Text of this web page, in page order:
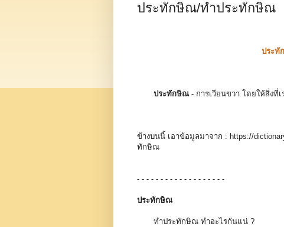
ประทักษิณ/ทำประทักษิณ
ประทั
ประทักษิณ- การเวียนขวา โดยให้สิ่งที่
ข้างบนนี้ เอาข้อมูลมาจาก : https://
ทักษิณ
- - - - - - - - - - - - - - - - - - -
ประทักษิณ
ทำประทักษิณ ทำอะไรกันแน่ ?